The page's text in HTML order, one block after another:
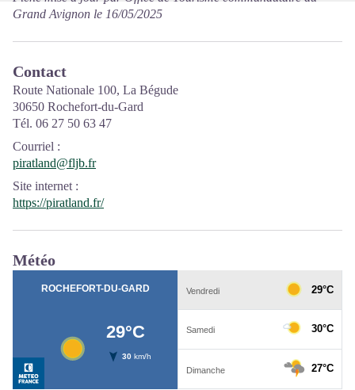
Grand Avignon le 16/05/2025
Contact
Route Nationale 100, La Bégude
30650 Rochefort-du-Gard
Tél. 06 27 50 63 47
Courriel :
piratland@fljb.fr
Site internet :
https://piratland.fr/
Météo